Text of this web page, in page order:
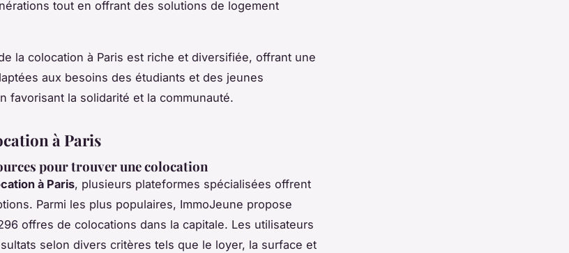
tout en offrant des solutions de logement
la colocation à Paris est riche et diversifiée, offrant une
aux besoins des étudiants et des jeunes
favorisant la solidarité et la communauté.
à Paris
pour trouver une colocation
à Paris, plusieurs plateformes spécialisées offrent
Parmi les plus populaires, ImmoJeune propose
offres de colocations dans la capitale. Les utilisateurs
selon divers critères tels que le loyer, la surface et